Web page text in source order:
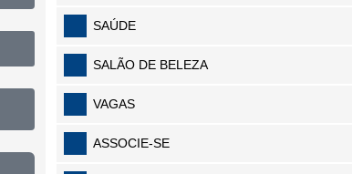
SAÚDE
SALÃO DE BELEZA
VAGAS
ASSOCIE-SE